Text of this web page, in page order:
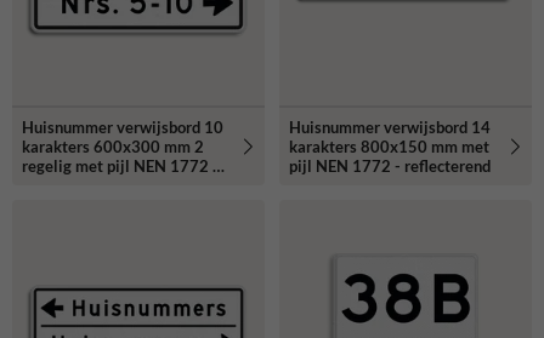
Huisnummer verwijsbord 10
karakters 600x300 mm 2
regelig met pijl NEN 1772 -
Huisnummer verwijsbord 14
karakters 800x150 mm met
pijl NEN 1772 - reflecterend